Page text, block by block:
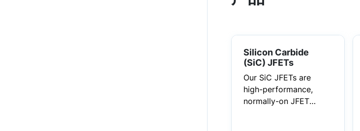
Silicon Carbide
(SiC) JFETs
Our SiC JFETs are
high-performance,
normally-on JFET